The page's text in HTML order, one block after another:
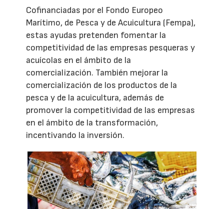
Cofinanciadas por el Fondo Europeo
Marítimo, de Pesca y de Acuicultura (Fempa),
estas ayudas pretenden fomentar la
competitividad de las empresas pesqueras y
acuícolas en el ámbito de la
comercialización. También mejorar la
comercialización de los productos de la
pesca y de la acuicultura, además de
promover la competitividad de las empresas
en el ámbito de la transformación,
incentivando la inversión.